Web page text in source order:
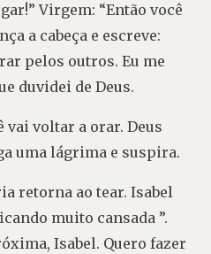
Virgem: “Então você
a cabeça e escreve:
pelos outros. Eu me
duvidei de Deus.
vai voltar a orar. Deus
uma lágrima e suspira.
retorna ao tear. Isabel
muito cansada ”.
Isabel. Quero fazer